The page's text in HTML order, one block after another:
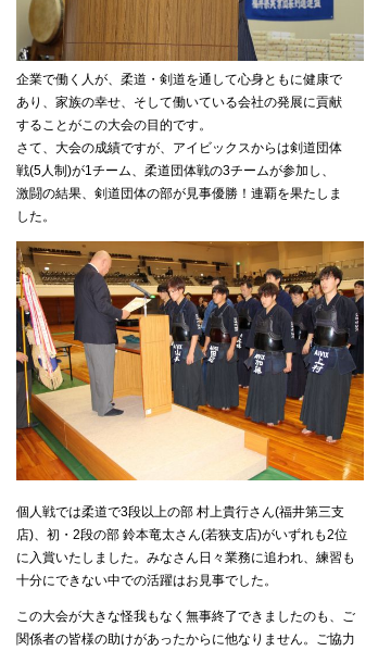
企業で働く人が、柔道・剣道を通して心身ともに健康で
あり、家族の幸せ、そして働いている会社の発展に貢献
することがこの大会の目的です。
さて、大会の成績ですが、アイビックスからは剣道団体
戦(5人制)が1チーム、柔道団体戦の3チームが参加し、
激闘の結果、剣道団体の部が見事優勝！連覇を果たしま
した。
個人戦では柔道で3段以上の部 村上貴行さん(福井第三支
店)、初・2段の部 鈴本竜太さん(若狭支店)がいずれも2位
に入賞いたしました。みなさん日々業務に追われ、練習も
十分にできない中での活躍はお見事でした。
この大会が大きな怪我もなく無事終了できましたのも、ご
関係者の皆様の助けがあったからに他なりません。ご協力